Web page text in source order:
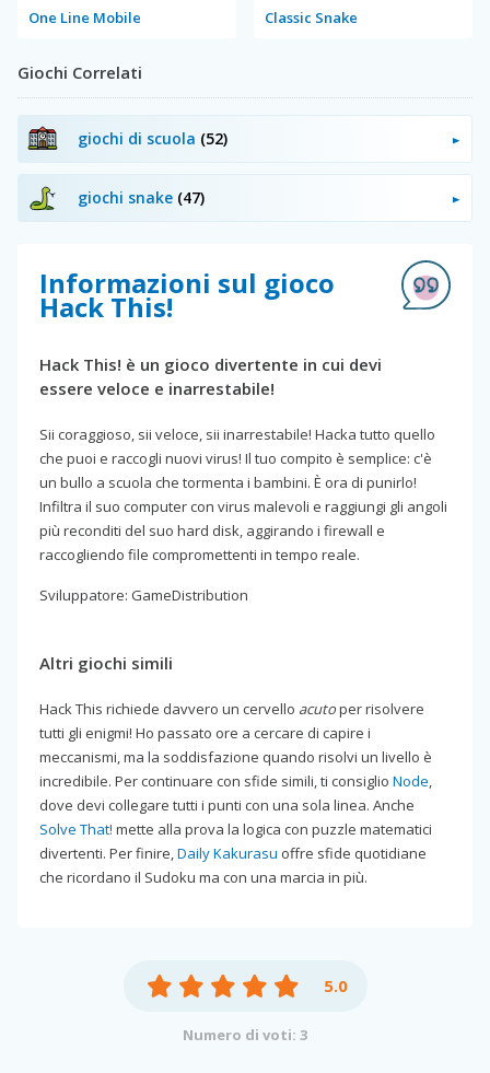
One Line Mobile Classic Snake
Giochi Correlati
giochi di scuola (52)
giochi snake (47)
Informazioni sul gioco
Hack This!
Hack This! è un gioco divertente in cui devi
essere veloce e inarrestabile!
Sii coraggioso, sii veloce, sii inarrestabile! Hacka tutto quello
che puoi e raccogli nuovi virus! Il tuo compito è semplice: c'è
un bullo a scuola che tormenta i bambini. È ora di punirlo!
Infiltra il suo computer con virus malevoli e raggiungi gli angoli
più reconditi del suo hard disk, aggirando i firewall e
raccogliendo file compromettenti in tempo reale.
Sviluppatore: GameDistribution
Altri giochi simili
Hack This richiede davvero un cervello acutoper risolvere
tutti gli enigmi! Ho passato ore a cercare di capire i
meccanismi, ma la soddisfazione quando risolvi un livello è
incredibile. Per continuare con sfide simili, ti consiglio Node,
dove devi collegare tutti i punti con una sola linea. Anche
Solve That! mette alla prova la logica con puzzle matematici
divertenti. Per finire,Daily Kakurasu offre sfide quotidiane
che ricordano il Sudoku ma con una marcia in più.
5.0
Numero di voti: 3